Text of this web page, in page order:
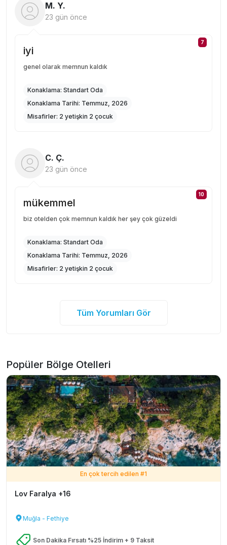
M. Y.
23 gün önce
7
iyi
genel olarak memnun kaldık
Konaklama: Standart Oda
Konaklama Tarihi: Temmuz, 2026
Misafirler: 2 yetişkin 2 çocuk
C. Ç.
23 gün önce
10
mükemmel
biz otelden çok memnun kaldık her şey çok güzeldi
Konaklama: Standart Oda
Konaklama Tarihi: Temmuz, 2026
Misafirler: 2 yetişkin 2 çocuk
Tüm Yorumları Gör
Popüler Bölge Otelleri
En çok tercih edilen #1
Lov Faralya +16
Muğla - Fethiye
Son Dakika Fırsatı %25 İndirim + 9 Taksit